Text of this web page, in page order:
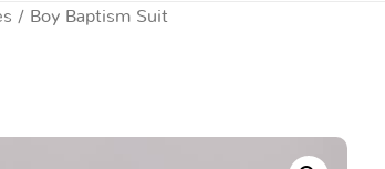
/ Boy Baptism Suit